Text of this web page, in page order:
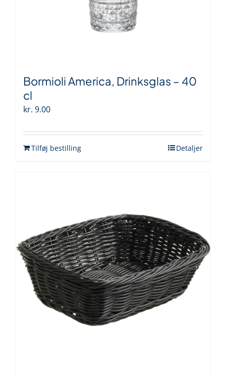
Bormioli America, Drinksglas – 40
cl
kr. 9.00
Tilføj bestilling Detaljer